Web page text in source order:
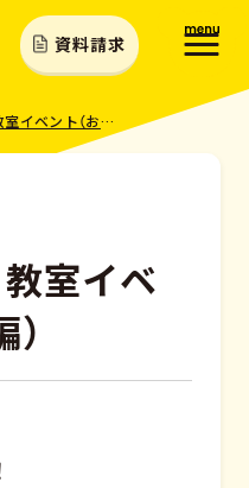
資料請求
【藤が丘教室】教室イベント（おやつ編）
教室イベ